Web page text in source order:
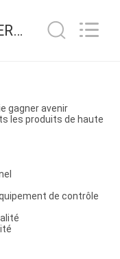
VANSHUI ENTERPRISE COMPANY LIMITED Contrôle de la qualité
gagner avenir
les produits de haute
de contrôle